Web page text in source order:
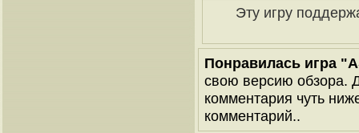
Эту игру
Понравилась игра
свою версию обзора.
комментария чуть
комментарий..